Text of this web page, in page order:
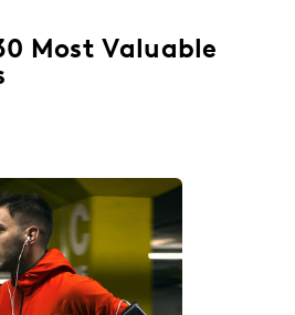
Most Valuable